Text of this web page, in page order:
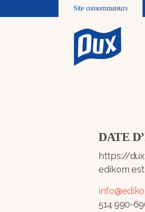
Site consommateurs
DATE
https://
edikom
514 990-